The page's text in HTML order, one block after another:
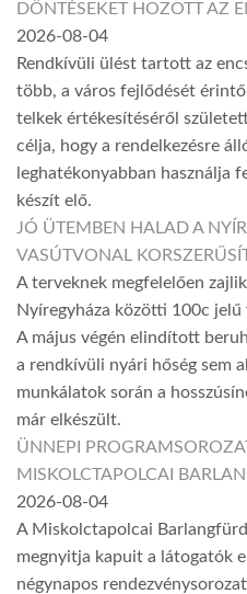
DÖNTÉSEKET HOZOTT AZ
2026-08-04
Rendkívüli ülést tartott az
több, a város fejlődését
telkek értékesítéséről
célja, hogy a rendelkezésre
leghatékonyabban használja
készít elő.
JÓ ÜTEMBEN HALAD A
VASÚTVONAL
A terveknek megfelelően
Nyíregyháza közötti 100c
A május végén elindított
a rendkívüli nyári hőség sem
munkálatok során a
már elkészült.
ÜNNEPI
MISKOLCTAPOLCAI
2026-08-04
A Miskolctapolcai
megnyitja kapuit a látogatók
négynapos